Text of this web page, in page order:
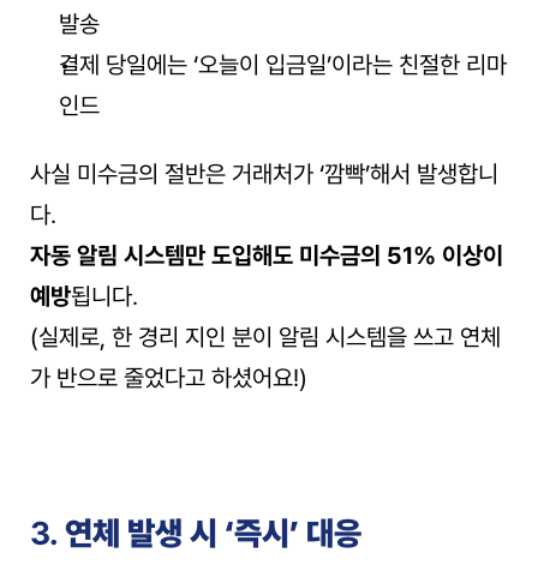
발송
결제 당일에는 ‘오늘이 입금일’이라는 친절한 리마
인드
사실 미수금의 절반은 거래처가 ‘깜빡’해서 발생합니
다.
자동 알림 시스템만 도입해도 미수금의 51% 이상이
예방됩니다.
(실제로, 한 경리 지인 분이 알림 시스템을 쓰고 연체
가 반으로 줄었다고 하셨어요!)
3. 연체 발생 시 ‘즉시’ 대응